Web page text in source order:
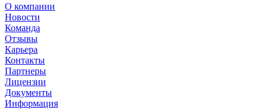
О компании
Новости
Команда
Отзывы
Карьера
Контакты
Партнеры
Лицензии
Документы
Информация